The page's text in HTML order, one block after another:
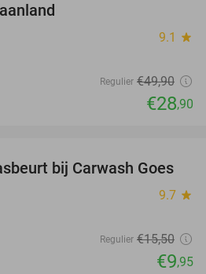
9.1 star
Regulier €49,90
€28,90
36%
bij Carwash Goes
9.7 star
Regulier €15,50
€9,95